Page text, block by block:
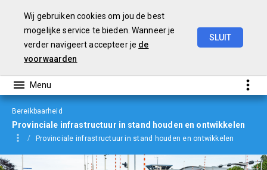
Wij gebruiken cookies om jou de best
mogelijke service te bieden. Wanneer je
verder navigeert accepteer je de
voorwaarden
SLUIT
Bereikbaarheid
Provinciale infrastructuur in stand houden en ontwikkelen
Provinciale infrastructuur in stand houden en ontwikkelen